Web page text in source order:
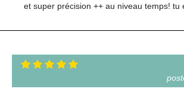
et super précision ++ au niveau temps! tu